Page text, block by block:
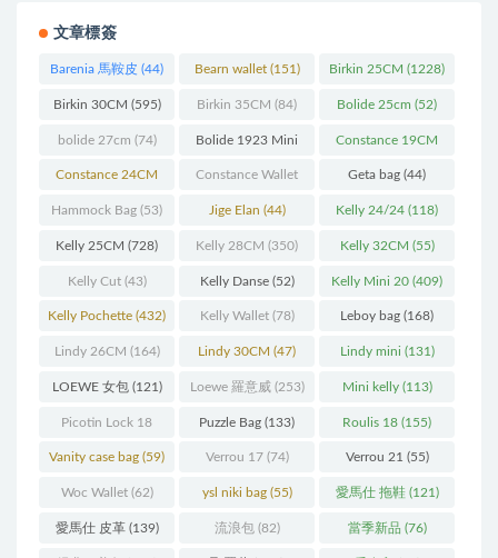
文章標簽
Barenia 馬鞍皮 (44) Bearn wallet(151) Birkin 25CM (1228)
Birkin 30CM (595) Birkin 35CM (84) Bolide 25cm (52)
bolide 27cm (74) Bolide 1923 Mini
(93)
Constance 19CM
(571)
Constance 24CM
(216)
Constance Wallet
(60)
Geta bag (44)
Hammock Bag (53) Jige Elan (44) Kelly 24/24 (118)
Kelly 25CM (728) Kelly 28CM (350) Kelly 32CM (55)
Kelly Cut(43) Kelly Danse(52) Kelly Mini 20 (409)
Kelly Pochette (432) Kelly Wallet(78) Leboy bag (168)
Lindy 26CM (164) Lindy 30CM (47) Lindy mini (131)
LOEWE 女包(121) Loewe 羅意威(253) Mini kelly(113)
Picotin Lock 18
(202)
Puzzle Bag (133) Roulis 18 (155)
Vanity case bag (59) Verrou 17(74) Verrou 21 (55)
Woc Wallet(62) ysl niki bag(55) 愛馬仕 拖鞋(121)
愛馬仕 皮革(139) 流浪包(82) 當季新品 (76)